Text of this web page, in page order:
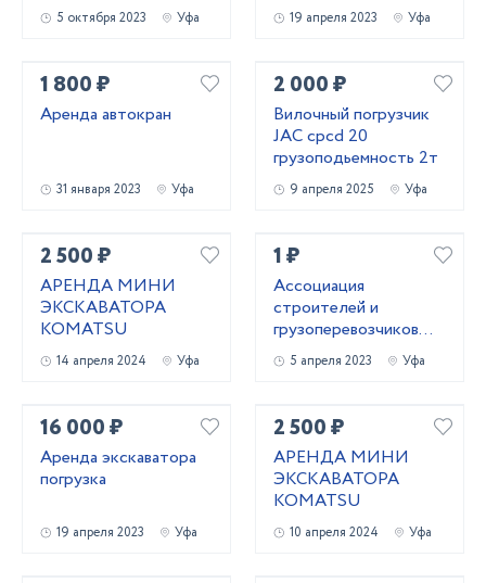
5 октября 2023 Уфа 19 апреля 2023 Уфа
1 800 ₽
Аренда автокран
31 января 2023 Уфа
2 000 ₽
Вилочный погрузчик
JAC cpcd 20
грузоподьемность 2т
9 апреля 2025 Уфа
2 500 ₽
АРЕНДА МИНИ
ЭКСКАВАТОРА
KOMATSU
14 апреля 2024 Уфа
1 ₽
Ассоциация
строителей и
грузоперевозчиков
предлагает
5 апреля 2023 Уфа
16 000 ₽
Аренда экскаватора
погрузка
19 апреля 2023 Уфа
2 500 ₽
АРЕНДА МИНИ
ЭКСКАВАТОРА
KOMATSU
10 апреля 2024 Уфа